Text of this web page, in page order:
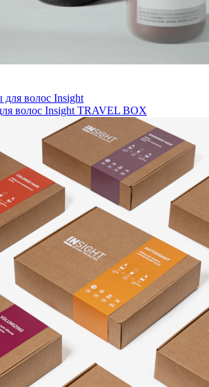
волос Insight
волос Insight TRAVEL BOX